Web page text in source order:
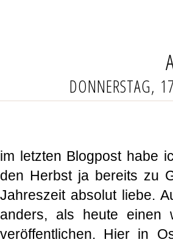
DONNERSTAG,
im letzten Blogpost habe
den Herbst ja bereits zu
Jahreszeit absolut liebe.
anders, als heute einen
veröffentlichen. Hier in